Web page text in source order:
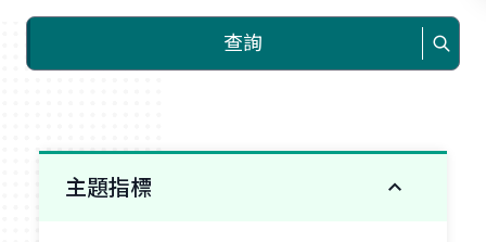
查詢
主題指標